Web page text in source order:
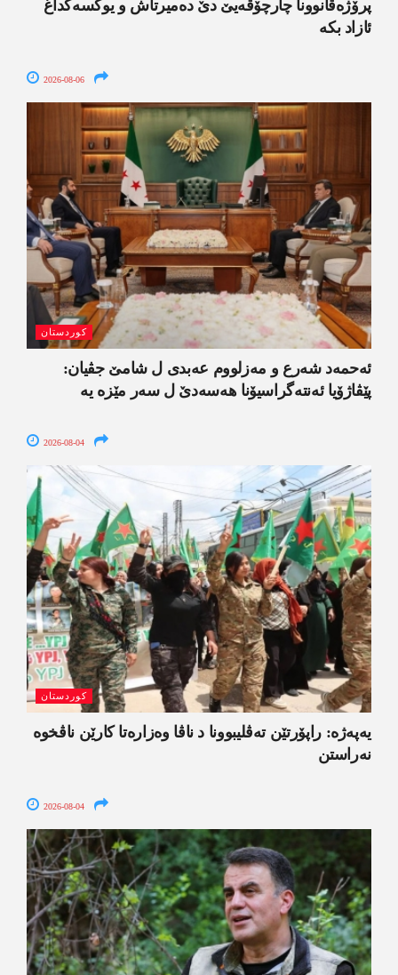
پرۆژەقانوونا چارچۆڤەیێ دێ دەمیرتاش و یوکسەکداغ
ئازاد بکە
2026-08-06
کوردستان
ئەحمەد شەرع و مەزلووم عەبدی ل شامێ جڤیان:
پێڤاژۆیا ئەنتەگراسیۆنا ھەسەدێ ل سەر مێزە یە
2026-08-04
کوردستان
یەپەژە: راپۆرتێن تەڤلیبوونا د ناڤا وەزارەتا کارێن ناڤخوە
نەراستن
2026-08-04